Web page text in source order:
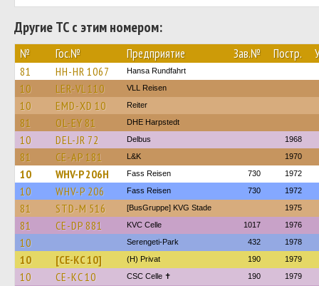
Другие ТС с этим номером:
№ Гос.№ Предприятие Зав.№ Постр.
81 HH-HR 1067 Hansa Rundfahrt
10 LER-VL 110 VLL Reisen
10 EMD-XD 10 Reiter
81 OL-EY 81 DHE Harpstedt
10 DEL-JR 72 Delbus 1968
81 CE-AP 181 L&K 1970
10 WHV-P 206H Fass Reisen 730 1972
10 WHV-P 206 Fass Reisen 730 1972
81 STD-M 516 [BusGruppe] KVG Stade 1975
81 CE-DP 881 KVC Celle 1017 1976
10 Serengeti-Park 432 1978
10 [CE-KC 10] (H) Privat 190 1979
10 CE-KC 10 CSC Celle ✝ 190 1979